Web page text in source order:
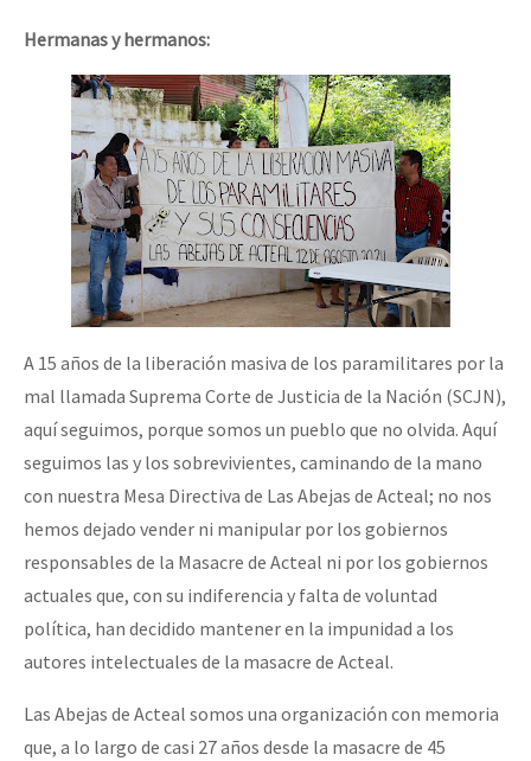
Hermanas y hermanos:
A 15 años de la liberación masiva de los paramilitares por la
mal llamada Suprema Corte de Justicia de la Nación (SCJN),
aquí seguimos, porque somos un pueblo que no olvida. Aquí
seguimos las y los sobrevivientes, caminando de la mano
con nuestra Mesa Directiva de Las Abejas de Acteal; no nos
hemos dejado vender ni manipular por los gobiernos
responsables de la Masacre de Acteal ni por los gobiernos
actuales que, con su indiferencia y falta de voluntad
política, han decidido mantener en la impunidad a los
autores intelectuales de la masacre de Acteal.
Las Abejas de Acteal somos una organización con memoria
que, a lo largo de casi 27 años desde la masacre de 45